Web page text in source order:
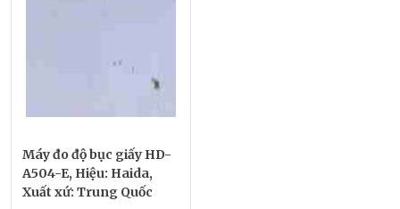
Máy đo độ bục giấy HD-
A504-E, Hiệu: Haida,
Xuất xứ: Trung Quốc